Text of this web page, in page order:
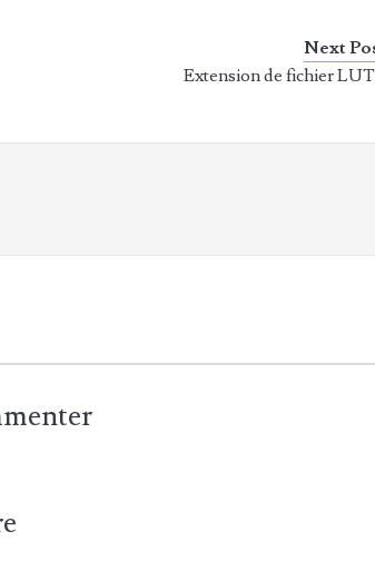
Next
Extension de fichier